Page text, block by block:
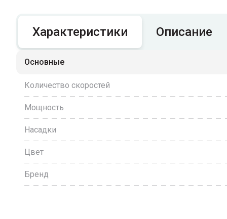
Характеристики Описание
Основные
Количество скоростей
Мощность
Насадки
Цвет
Бренд